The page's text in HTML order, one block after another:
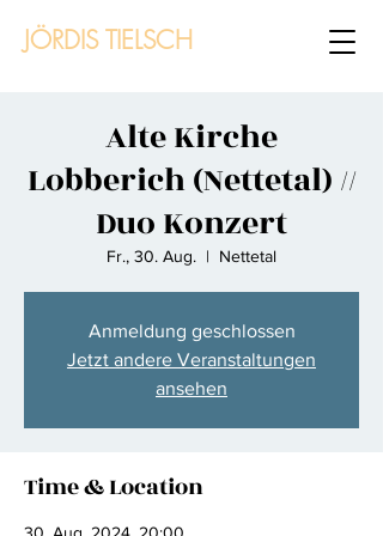
JÖRDIS TIELSCH
Alte Kirche
Lobberich (Nettetal) //
Duo Konzert
Fr., 30. Aug.
  |
Nettetal
Anmeldung geschlossen
Jetzt andere Veranstaltungen
ansehen
Time & Location